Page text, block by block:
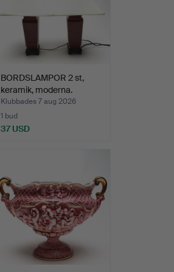
BORDSLAMPOR 2 st,
keramik, moderna.
Klubbades 7 aug 2026
1 bud
37 USD